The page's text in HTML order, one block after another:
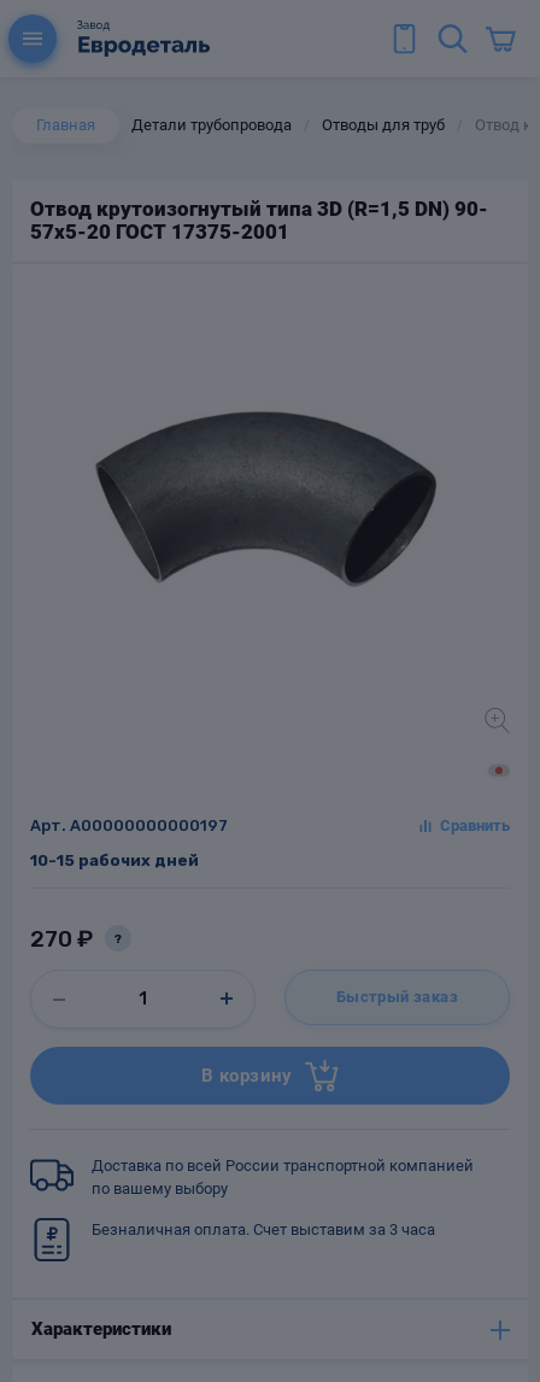
Главная Детали трубопровода Отводы для труб Отвод
Отвод крутоизогнутый типа 3D (R=1,5 DN) 90-
57х5-20 ГОСТ 17375-2001
Арт. A00000000000197
10-15 рабочих дней
270 ₽ ?
Быстрый заказ
В корзину
Доставка по всей России транспортной компанией
по вашему выбору
Безналичная оплата. Счет выставим за 3 часа
Характеристики
для труб
стальные
Фильтры для
трубопроводов